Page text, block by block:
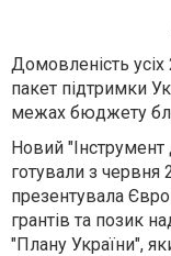
Домовленість
пакет підтримки
межах бюджету
Новий "Інструмент
готували з
презентувала
грантів та позик
"Плану України",